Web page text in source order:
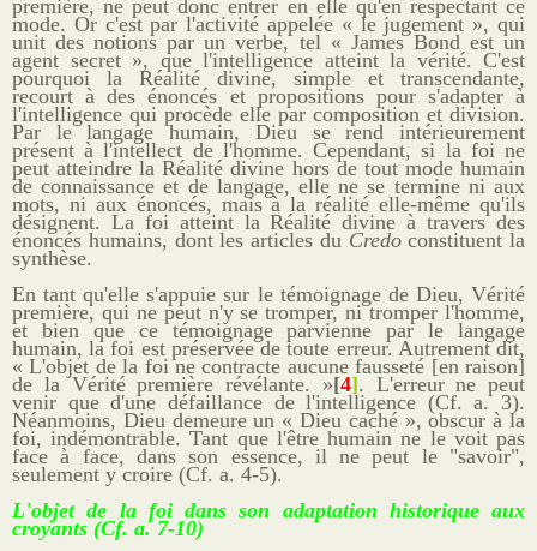
première, ne peut donc entrer en elle qu'en respectant ce
mode. Or c'est par l'activité appelée « le jugement », qui
unit des notions par un verbe, tel « James Bond est un
agent secret », que l'intelligence atteint la vérité. C'est
pourquoi la Réalité divine, simple et transcendante,
recourt à des énoncés et propositions pour s'adapter à
l'intelligence qui procède elle par composition et division.
Par le langage humain, Dieu se rend intérieurement
présent à l'intellect de l'homme. Cependant, si la foi ne
peut atteindre la Réalité divine hors de tout mode humain
de connaissance et de langage, elle ne se termine ni aux
mots, ni aux énoncés, mais à la réalité elle-même qu'ils
désignent. La foi atteint la Réalité divine à travers des
énoncés humains, dont les articles du Credoconstituent la
synthèse.
En tant qu'elle s'appuie sur le témoignage de Dieu, Vérité
première, qui ne peut n'y se tromper, ni tromper l'homme,
et bien que ce témoignage parvienne par le langage
humain, la foi est préservée de toute erreur. Autrement dit,
« L'objet de la foi ne contracte aucune fausseté [en raison]
de la Vérité première révélante. »[4]. L'erreur ne peut
venir que d'une défaillance de l'intelligence (Cf. a. 3).
Néanmoins, Dieu demeure un « Dieu caché », obscur à la
foi, indémontrable. Tant que l'être humain ne le voit pas
face à face, dans son essence, il ne peut le "savoir",
seulement y croire (Cf. a. 4-5).
L'objet de la foi dans son adaptation historique aux
croyants (Cf. a. 7-10)